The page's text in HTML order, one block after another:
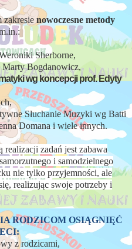
zakresie nowoczesne metody
Sherborne,
Marty Bogdanowicz,
wg koncepcji prof. Edyty
Słuchanie Muzyki wg Batti
Domana i wiele innych.
zadań jest zabawa
i samodzielnego
nie tylko przyjemności, ale
realizując swoje potrzeby i
RODZICOM OSIĄGNIĘĆ
z rodzicami,